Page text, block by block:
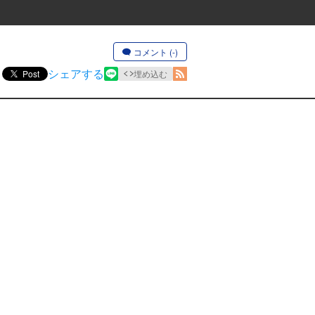
コメント (-)
Post シェアする 埋め込む